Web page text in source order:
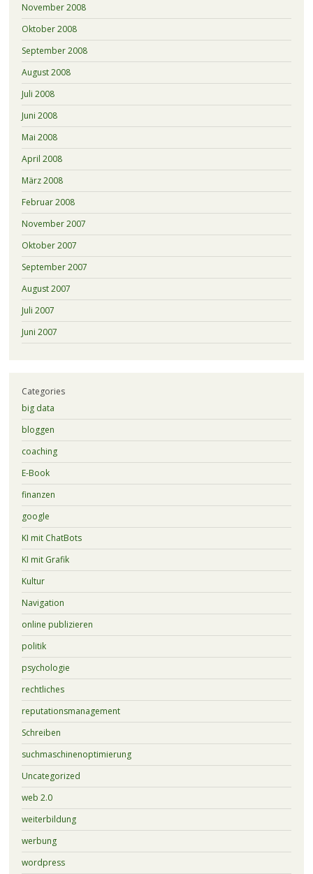
November 2008
Oktober 2008
September 2008
August 2008
Juli 2008
Juni 2008
Mai 2008
April 2008
März 2008
Februar 2008
November 2007
Oktober 2007
September 2007
August 2007
Juli 2007
Juni 2007
Categories
big data
bloggen
coaching
E-Book
finanzen
google
KI mit ChatBots
KI mit Grafik
Kultur
Navigation
online publizieren
politik
psychologie
rechtliches
reputationsmanagement
Schreiben
suchmaschinenoptimierung
Uncategorized
web 2.0
weiterbildung
werbung
wordpress